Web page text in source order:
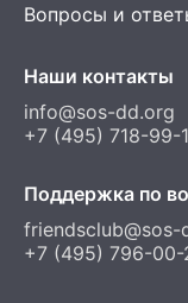
Вопросы и
Наши контакты
info@sos-dd.org
+7 (495) 718-99-
Поддержка по
friendsclub@sos-
+7 (495) 796-00-